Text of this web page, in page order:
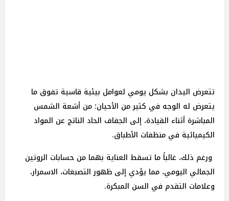
تتعرض اليدان بشكل يومي لعوامل بيئية قاسية تفوق ما
يتعرض له الوجه في كثير من الأحيان؛ من أشعة الشمس
المباشرة أثناء القيادة، إلى الجفاف الحاد الناتج عن المواد
الكيميائية في منظفات الأطباق.
ورغم ذلك، غالباً ما تسقط العناية بهما من حسابات الروتين
الجمالي اليومي، مما يؤدي إلى ظهور التصبغات، الاسمرار،
وعلامات التقدم في السن المبكرة.